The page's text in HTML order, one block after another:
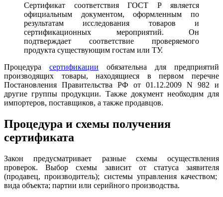
Сертификат соответствия ГОСТ Р является
официальным документом, оформленным по
результатам исследования товаров и
сертификационных мероприятий. Он
подтверждает соответствие проверяемого
продукта существующим гостам или ТУ.
Процедура сертификации обязательна для предприятий
производящих товары, находящиеся в первом перечне
Постановления Правительства РФ от 01.12.2009 N 982 и
другие группы продукции. Также документ необходим для
импортеров, поставщиков, а также продавцов.
Процедура и схемы получения
сертификата
Закон предусматривает разные схемы осуществления
проверок. Выбор схемы зависит от статуса заявителя
(продавец, производитель); системы управления качеством;
вида объекта; партии или серийного производства.